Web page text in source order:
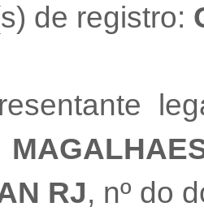
de registro:
RJ, nº do